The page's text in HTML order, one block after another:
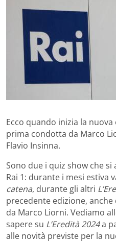
Ecco quando inizia la nuova
prima condotta da Marco
Flavio Insinna.
Sono due i quiz show che
Rai 1: durante i mesi estiva
catena, durante gli altri
precedente edizione,
da Marco Liorni. Vediamo
sapere su L’Eredità 2024a
alle novità previste per la